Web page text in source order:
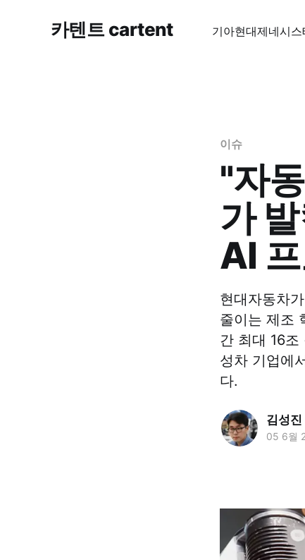
카텐트 cartent 기아현대제네시스
이슈
"자
가
AI
현대자동차
줄이는 제조
간 최대 16
성차 기업에
다.
김성진
05 6월